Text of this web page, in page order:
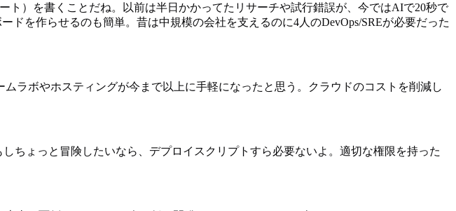
ト）を書くことだね。以前は半日かかってたリサーチや試行錯誤が、今ではAIで20秒で
を作らせるのも簡単。昔は中規模の会社を支えるのに4人のDevOps/SREが必要だった
ラボやホスティングが今まで以上に手軽になったと思う。クラウドのコストを削減し
ちょっと冒険したいなら、デプロイスクリプトすら必要ないよ。適切な権限を持った